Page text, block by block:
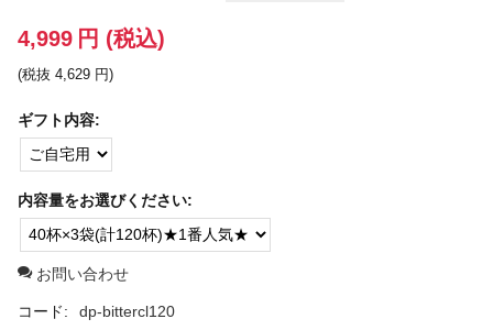
4,999 円 (税込)
(税抜 4,629 円)
ギフト内容:
内容量をお選びください:
お問い合わせ
コード:
dp-bittercl120